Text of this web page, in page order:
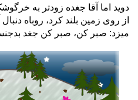
دوید اما آقا جغده زودتر به
از روی زمین بلند کرد، روباه
میزد: صبر کن، صبر کن جغد